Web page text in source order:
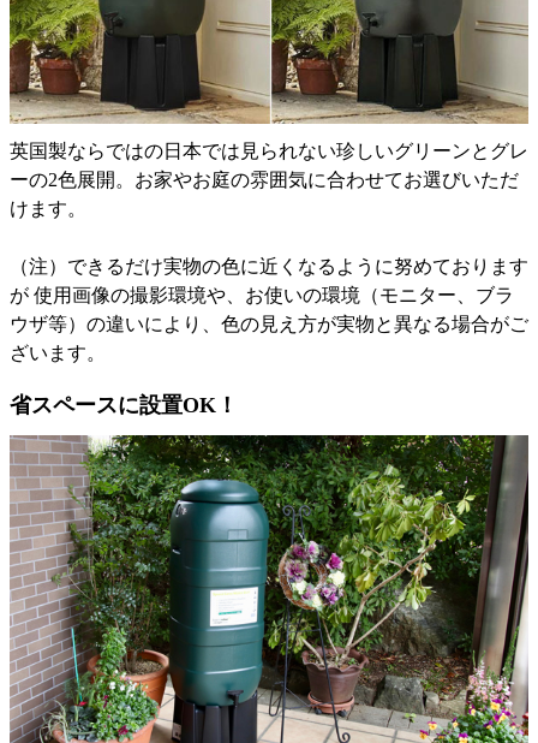
英国製ならではの日本では見られない珍しいグリーンとグレ
ーの2色展開。お家やお庭の雰囲気に合わせてお選びいただ
けます。
（注）できるだけ実物の色に近くなるように努めております
が 使用画像の撮影環境や、お使いの環境（モニター、ブラ
ウザ等）の違いにより、色の見え方が実物と異なる場合がご
ざいます。
省スペースに設置OK！